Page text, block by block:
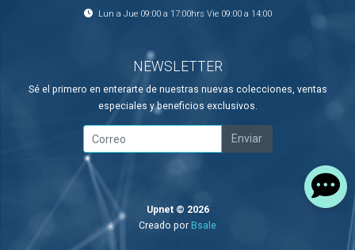
Lun a Jue 09:00 a 17:00hrs Vie 09:00 a 14:00
NEWSLETTER
Sé el primero en enterarte de nuestras nuevas colecciones, ventas
especiales y beneficios exclusivos.
Enviar
Upnet © 2026
Creado por Bsale